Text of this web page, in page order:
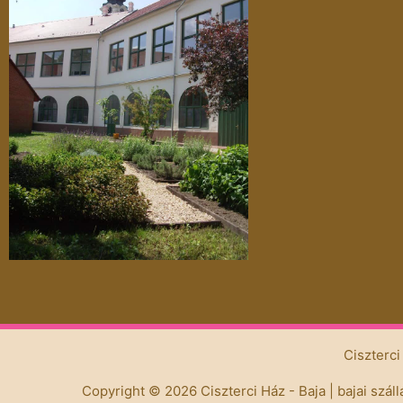
Copyright © 2026 Ciszterci Ház - Baja| bajai